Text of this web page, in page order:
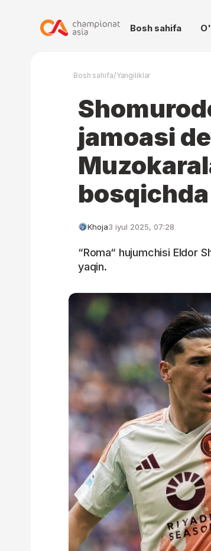
Bosh sahifa
Bosh sahifa/Yangiliklar
jamoasi
bosqichda
Khoja3 iyul 2025, 07:28
“Roma“ hujumchisi Eldor
yaqin.